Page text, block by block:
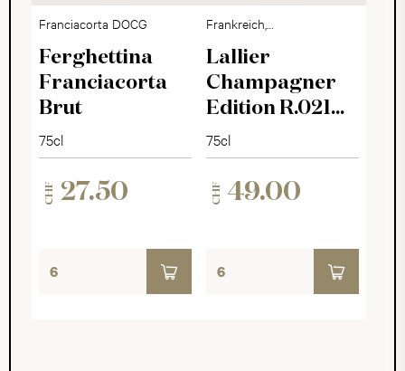
Franciacorta DOCG
Ferghettina
Franciacorta
Brut
75cl
CHF 27.50
Frankreich,
Champagne
Lallier
Champagner
Edition R.021
Brut
75cl
CHF 49.00